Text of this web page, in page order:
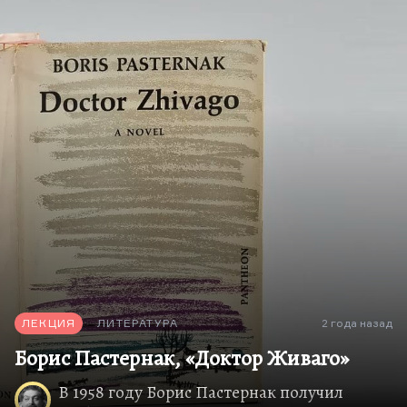
закончиться в 1958 году, а закончилась она еще
раньше жестоким подавлением Будапешта, а в
1958-м разнузданной и чрезмерной, избыточной
травлей Пастернака, которая по Слуцкому
ударила несколько больнее, чем по другим. В
результате, я сейчас поговорю об этом подробно,
в результате перелома, который в жизни
Слуцкого произошел, в 1959 году перед нами
оказался другой поэт, и поэтому книга «Время»,
в отличие от оттепели, во многих отношениях
еще розоватой, полной иллюзии, абсолютно
легальной…
ЛЕКЦИЯ ЛИТЕРАТУРА 2 года назад
Борис Пастернак, «Доктор Живаго»
В 1958 году Борис Пастернак получил